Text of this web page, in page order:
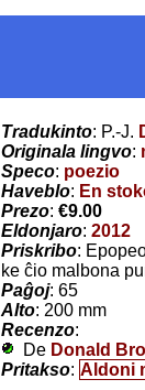
Tradukinto: P.-J.
Originala lingvo:
Speco: poezio
Haveblo: En
Prezo: €9.00
Eldonjaro: 2012
Priskribo:
ke ĉio malbona
Paĝoj: 65
Alto: 200 mm
Recenzo:
De Donald
Pritakso: Aldoni